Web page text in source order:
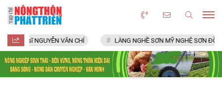
CHÍ LÀNG NGHỀ SƠN MỸ NGHỆ SƠN ĐỒNG: Thành viên Mạng